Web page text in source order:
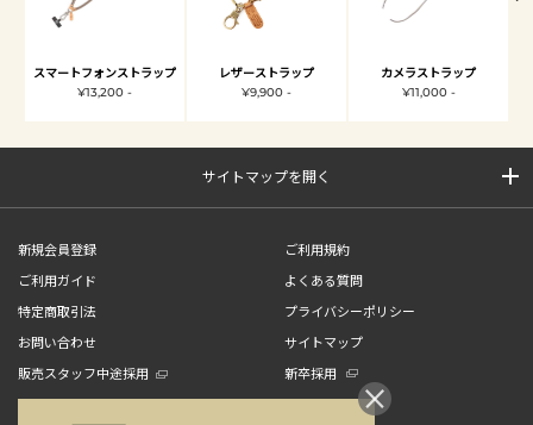
スマートフォンストラップ
¥13,200 -
レザーストラップ
¥9,900 -
カメラストラップ
¥11,000 -
サイトマップを開く
新規会員登録
ご利用規約
ご利用ガイド
よくある質問
特定商取引法
プライバシーポリシー
お問い合わせ
サイトマップ
販売スタッフ中途採用
新卒採用